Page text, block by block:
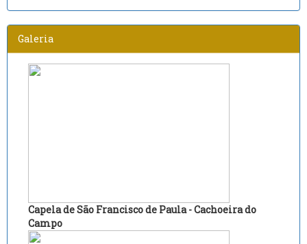
Galeria
Capela de São Francisco de Paula - Cachoeira do
Campo